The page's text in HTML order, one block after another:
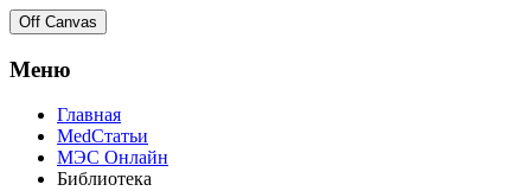
Off Canvas
Меню
Главная
MedСтатьи
МЭС Онлайн
Библиотека